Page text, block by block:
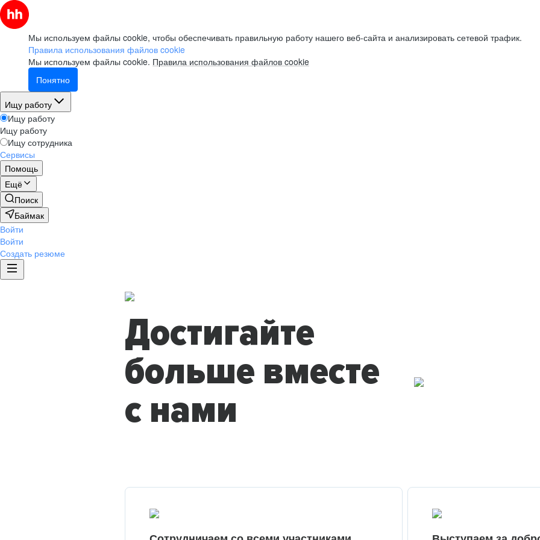
Мы используем файлы cookie, чтобы обеспечивать правильную работу нашего веб-сайта и анализировать сетевой трафик.
Правила использования файлов cookie
Мы используем файлы cookie. Правила использования файлов cookie
Понятно
Ищу работу
Ищу работу
Ищу работу
Ищу сотрудника
Сервисы
Помощь
Ещё
Поиск
Баймак
Войти
Войти
Создать резюме
Достигайте
больше вместе
с нами